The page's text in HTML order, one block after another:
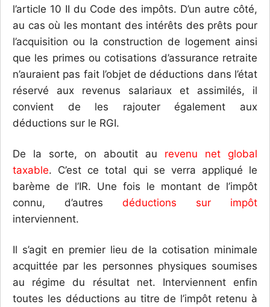
l’article 10 II du Code des impôts. D’un autre côté,
au cas où les montant des intérêts des prêts pour
l’acquisition ou la construction de logement ainsi
que les primes ou cotisations d’assurance retraite
n’auraient pas fait l’objet de déductions dans l’état
réservé aux revenus salariaux et assimilés, il
convient de les rajouter également aux
déductions sur le RGI.
De la sorte, on aboutit au revenu net global
taxable. C’est ce total qui se verra appliqué le
barème de l’IR. Une fois le montant de l’impôt
connu, d’autres déductions sur impôt
interviennent.
Il s’agit en premier lieu de la cotisation minimale
acquittée par les personnes physiques soumises
au régime du résultat net. Interviennent enfin
toutes les déductions au titre de l’impôt retenu à